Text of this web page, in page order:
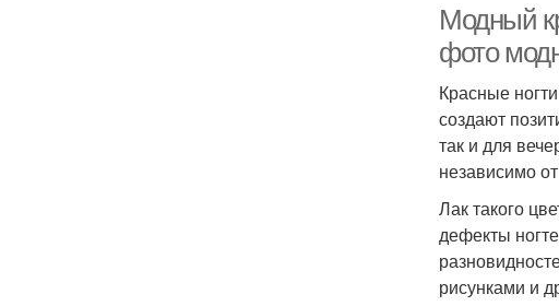
Модный
фото
Красные
создают
так и для
независимо
Лак такого
дефекты
рисунками и